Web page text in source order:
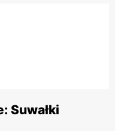
Suwałki